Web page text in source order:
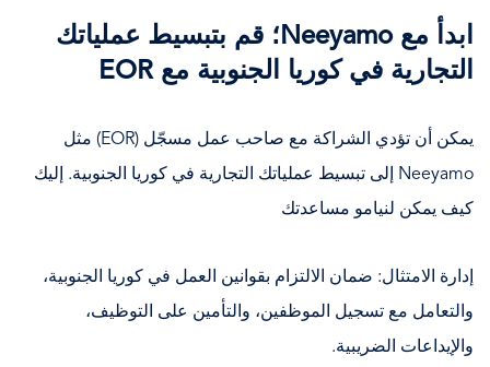
ابدأ مع Neeyamo؛ قم بتبسيط عملياتك
التجارية في كوريا الجنوبية مع EOR
يمكن أن تؤدي الشراكة مع صاحب عمل مسجّل (EOR) مثل
Neeyamo إلى تبسيط عملياتك التجارية في كوريا الجنوبية. إليك
كيف يمكن لنيامو مساعدتك
إدارة الامتثال: ضمان الالتزام بقوانين العمل في كوريا الجنوبية،
والتعامل مع تسجيل الموظفين، والتأمين على التوظيف،
والإيداعات الضريبية.